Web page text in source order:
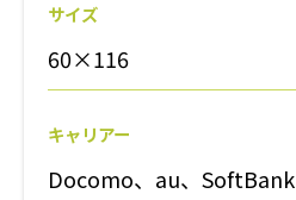
サイズ
60×116
キャリアー
Docomo、au、SoftBank